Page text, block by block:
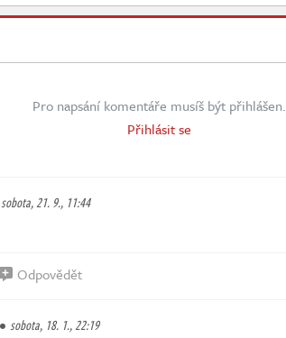
Pro napsání komentáře musíš být přihlášen.
Přihlásit se
sobota, 21. 9., 11:44
Odpovědět
sobota, 18. 1., 22:19